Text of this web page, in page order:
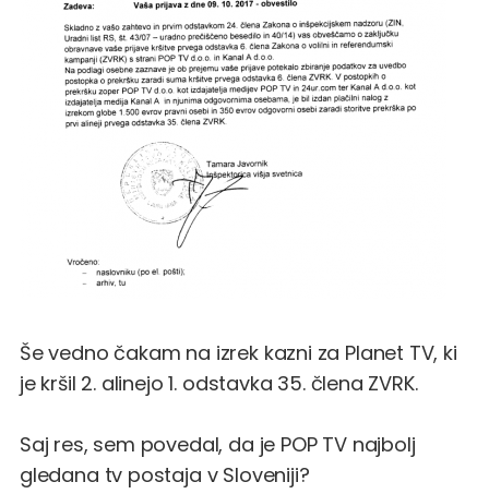
Še vedno čakam na izrek kazni za Planet TV, ki
je kršil 2. alinejo 1. odstavka 35. člena ZVRK.
Saj res, sem povedal, da je POP TV najbolj
gledana tv postaja v Sloveniji?